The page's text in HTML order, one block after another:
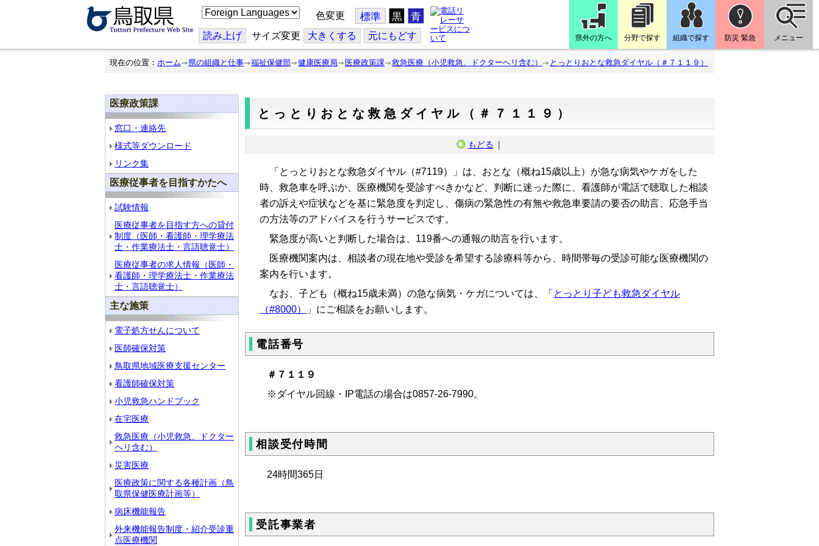
こ
の
ジ
を
翻
色変更 標準 黒 青
読み上げ サイズ変更 大きくする 元にもどす 県外の方へ 分野で探す 組織で探す 防災 緊急 メニュー
現在の位置： ホーム 県の組織と仕事 福祉保健部 健康医療局 医療政策課 救急医療（小児救急、ドクターヘリ含む） とっとりおとな救急ダイヤル（＃７１１９）
医療政策課
窓口・連絡先
様式等ダウンロード
リンク集
医療従事者を目指すかたへ
試験情報
医療従事者を目指す方への貸付
制度（医師・看護師・理学療法
士・作業療法士・言語聴覚士）
医療従事者の求人情報（医師・
看護師・理学療法士・作業療法
士・言語聴覚士）
主な施策
電子処方せんについて
医師確保対策
鳥取県地域医療支援センター
看護師確保対策
小児救急ハンドブック
在宅医療
救急医療（小児救急、ドクター
ヘリ含む）
災害医療
医療政策に関する各種計画（鳥
取県保健医療計画等）
病床機能報告
外来機能報告制度・紹介受診重
点医療機関
とっとりおとな救急ダイヤル（＃７１１９）
もどる ｜
「とっとりおとな救急ダイヤル（#7119）」は、おとな（概ね15歳以上）が急な病気やケガをした
時、救急車を呼ぶか、医療機関を受診すべきかなど、判断に迷った際に、看護師が電話で聴取した相談
者の訴えや症状などを基に緊急度を判定し、傷病の緊急性の有無や救急車要請の要否の助言、応急手当
の方法等のアドバイスを行うサービスです。
緊急度が高いと判断した場合は、119番への通報の助言を行います。
医療機関案内は、相談者の現在地や受診を希望する診療科等から、時間帯毎の受診可能な医療機関の
案内を行います。
なお、子ども（概ね15歳未満）の急な病気・ケガについては、「 とっとり子ども救急ダイヤル
（#8000）
」にご相談をお願いします。
電話番号
＃７１１９
※ダイヤル回線・IP電話の場合は0857-26-7990。
相談受付時間
24時間365日
受託事業者